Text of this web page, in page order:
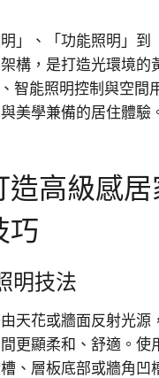
」、「功能照明」到
構，是打造光環境的
、智能照明控制與空間
美學兼備的居住體驗
造高級感
巧
明技法
天花或牆面反射光源
更顯柔和、舒適。使
、層板底部或牆角凹